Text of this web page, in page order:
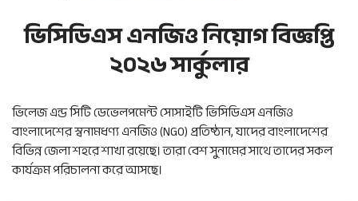
ভিসিডিএস এনজিও নিয়োগ বিজ্ঞপ্তি
২০২৬ সার্কুলার
ভিলেজ এন্ড সিটি ডেভেলপমেন্ট সোসাইটি ভিসিডিএস এনজিও
বাংলাদেশের স্বনামধণ্য এনজিও (NGO) প্রতিষ্ঠান, যাদের বাংলাদেশের
বিভিন্ন জেলা শহরে শাখা রয়েছে। তারা বেশ সুনামের সাথে তাদের সকল
কার্যক্রম পরিচালনা করে আসছে।